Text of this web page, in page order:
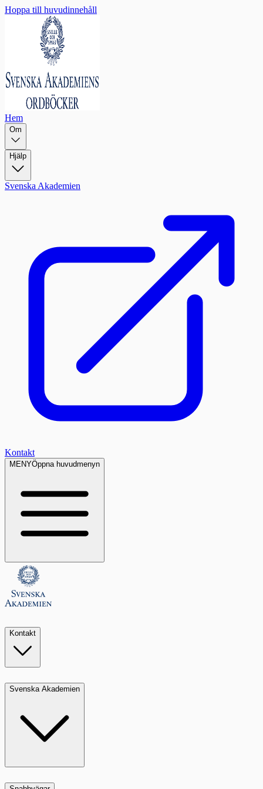
Hoppa till huvudinnehåll
Hem
Om
Hjälp
Svenska Akademien
Kontakt
MENYÖppna huvudmenyn
Kontakt
Svenska Akademien